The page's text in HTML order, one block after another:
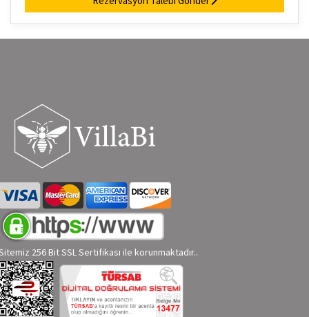
256 Bit SSL Sertifikası ile korunmaktadır..